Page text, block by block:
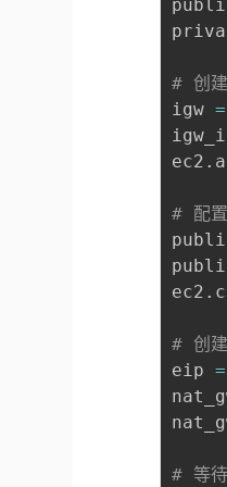
# 创
igw =
ec2 .
# 配置
ec2 .
# 创
eip =
# 等